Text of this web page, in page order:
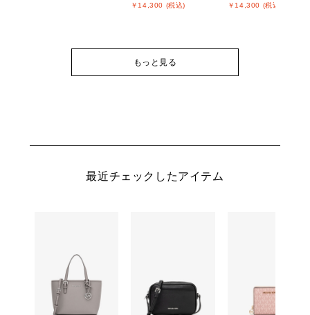
￥14,300 (税込) ￥14,300 (税込)
もっと見る
最近チェックしたアイテム